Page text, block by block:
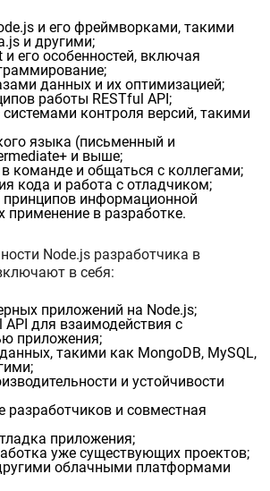
и его фреймворками, такими
и другими;
его особенностей, включая
данных и их оптимизацией;
работы RESTful API;
контроля версий, такими
языка (письменный и
и выше;
команде и общаться с коллегами;
кода и работа с отладчиком;
информационной
применение в разработке.
Node.js разработчика в
в себя:
приложений на Node.js;
API для взаимодействия с
приложения;
такими как MongoDB, MySQL,
и устойчивости
разработчиков и совместная
приложения;
уже существующих проектов;
облачными платформами